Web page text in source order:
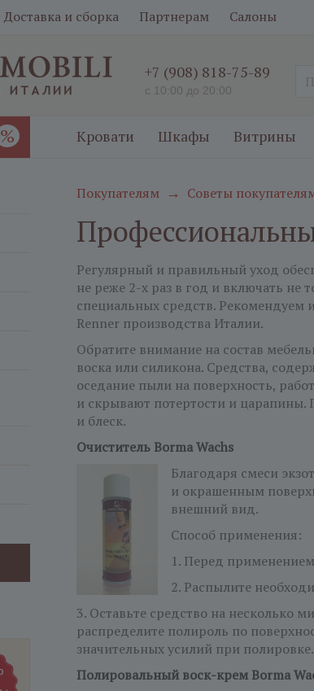
Доставка и сборка Партнерам Салоны
+7 (908) 818-75-89
с 10:00 до 20:00
% Кровати Шкафы Витрины
Покупателям → Советы
Регулярный и правильный уход
не реже 2-х раз в год и включать не
специальных средств. Рекомендуем
Renner производства Италии.
Обратите внимание на состав
воска или силикона. Средства,
оседание пыли на поверхность,
и скрывают потертости и
и блеск.
Очиститель Borma Wachs
Благодаря смеси
и окрашенным
внешний вид.
Способ применения:
1. Перед применением
2. Распылите
3. Оставьте средство на несколько
распределите полироль по
значительных усилий при полировке.
Полировальный воск-крем Borma